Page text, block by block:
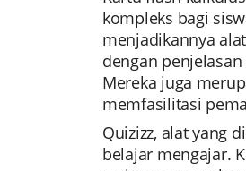
kompleks bagi
menjadikannya
dengan
Mereka juga
memfasilitasi
Quizizz, alat yang
belajar mengajar.